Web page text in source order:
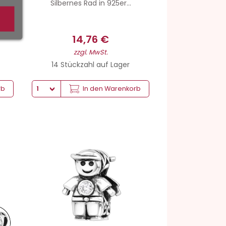
Silbernes Rad in 925er...
14,76 €
zzgl. MwSt.
14 Stückzahl auf Lager
In den Warenkorb